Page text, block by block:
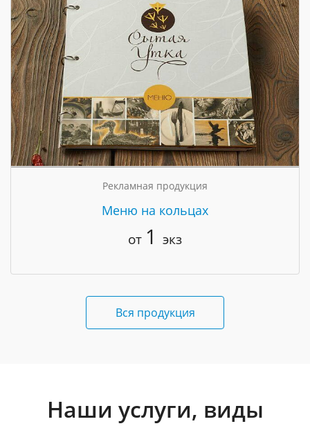
Рекламная продукция
Меню на кольцах
от 1 экз
Вся продукция
Наши услуги, виды